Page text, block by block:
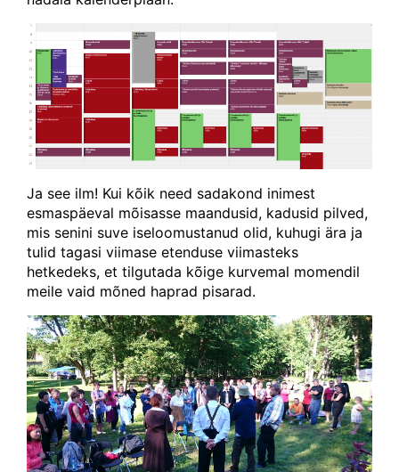
Ja see ilm! Kui kõik need sadakond inimest
esmaspäeval mõisasse maandusid, kadusid pilved,
mis senini suve iseloomustanud olid, kuhugi ära ja
tulid tagasi viimase etenduse viimasteks
hetkedeks, et tilgutada kõige kurvemal momendil
meile vaid mõned haprad pisarad.